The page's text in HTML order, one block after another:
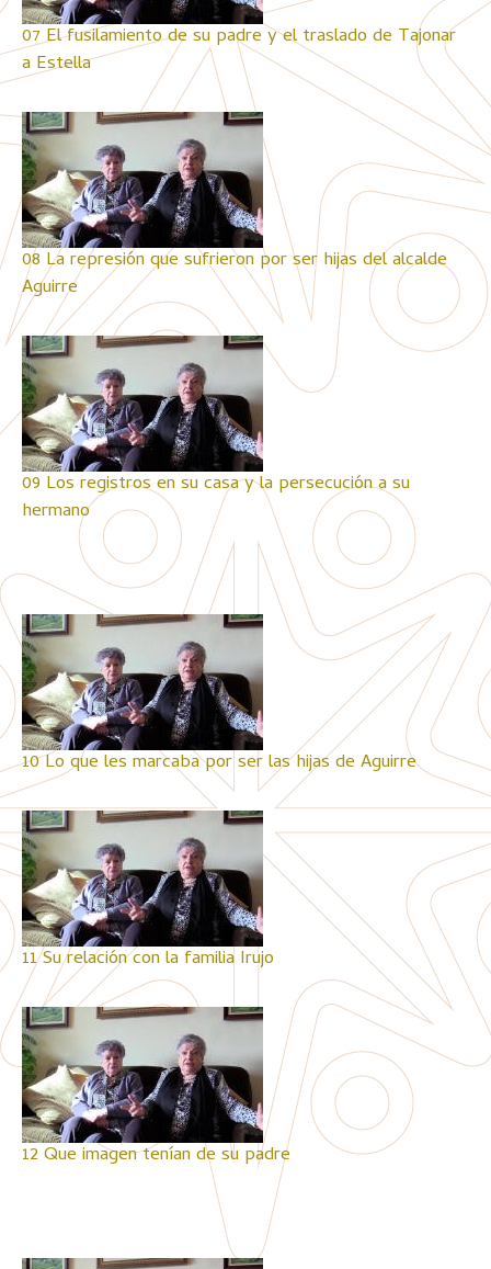
07 El fusilamiento de su padre y el traslado de Tajonar
a Estella
08 La represión que sufrieron por ser hijas del alcalde
Aguirre
09 Los registros en su casa y la persecución a su
hermano
10 Lo que les marcaba por ser las hijas de Aguirre
11 Su relación con la familia Irujo
12 Que imagen tenían de su padre